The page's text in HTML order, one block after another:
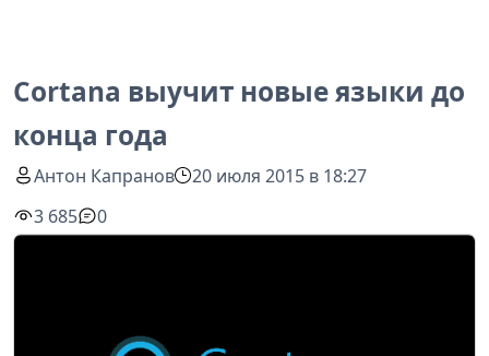
Cortana выучит новые языки до
конца года
Антон Капранов
20 июля 2015 в 18:27
3 685
0